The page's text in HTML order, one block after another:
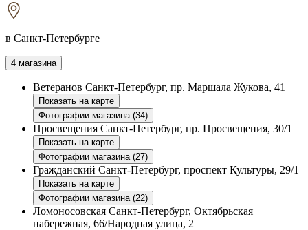
в Санкт-Петербурге
4 магазина
Ветеранов Санкт-Петербург, пр. Маршала Жукова, 41
Показать на карте
Фотографии магазина (34)
Просвещения Санкт-Петербург, пр. Просвещения, 30/1
Показать на карте
Фотографии магазина (27)
Гражданский Санкт-Петербург, проспект Культуры, 29/1
Показать на карте
Фотографии магазина (22)
Ломоносовская Санкт-Петербург, Октябрьская
набережная, 66/Народная улица, 2